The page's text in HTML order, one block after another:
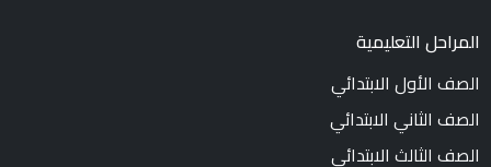
المراحل التعليمية
الصف الأول الابتدائي
الصف الثاني الابتدائي
الصف الثالث الابتدائي